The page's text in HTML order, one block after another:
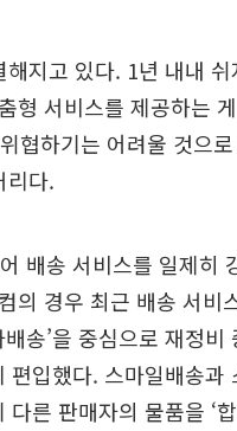
지고 있다. 1년 내내 쉬
형 서비스를 제공하는
협하기는 어려울 것으로
리다.
배송 서비스를 일제히
의 경우 최근 배송 서비
송’을 중심으로 재정비
편입했다. 스마일배송과
른 판매자의 물품을 ‘